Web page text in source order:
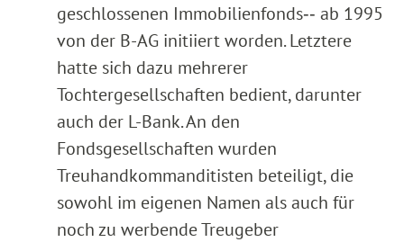
geschlossenen Immobilienfonds‑‑ ab 1995
von der B-AG initiiert worden. Letztere
hatte sich dazu mehrerer
Tochtergesellschaften bedient, darunter
auch der L-Bank. An den
Fondsgesellschaften wurden
Treuhandkommanditisten beteiligt, die
sowohl im eigenen Namen als auch für
noch zu werbende Treugeber